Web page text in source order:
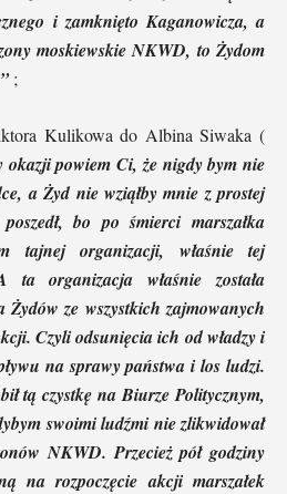
i zamknięto Kaganowicza, a
moskiewskie NKWD, to Żydom
;
Kulikowa do Albina Siwaka (
powiem Ci, że nigdy bym nie
a Żyd nie wziąłby mnie z prostej
bo po śmierci marszałka
tajnej organizacji, właśnie tej
ta organizacja właśnie została
Żydów ze wszystkich zajmowanych
Czyli odsunięcia ich od władzy i
na sprawy państwa i los ludzi.
tą czystkę na Biurze Politycznym,
swoimi ludźmi nie zlikwidował
NKWD. Przecież pół godziny
na rozpoczęcie akcji marszałek